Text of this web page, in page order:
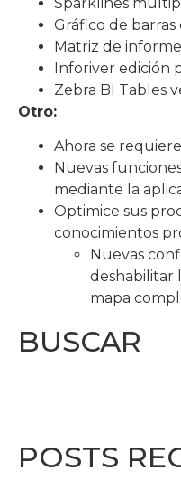
Gráfico de
Matriz de
Inforiver edición
Zebra BI Tables
Otro:
Ahora se
Nuevas
mediante la
Optimice sus
conocimientos
Nuevas
deshabilitar
mapa
BUSCAR
POSTS